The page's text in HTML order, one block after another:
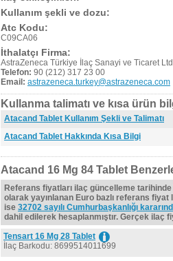
Kullanım şekli ve dozu:
Atc Kodu:
C09CA06
İthalatçı Firma:
AstraZeneca Türkiye İlaç Sanayi ve Ticaret
Telefon: 90 (212) 317 23 00
Email: astrazeneca.turkey@astrazeneca.com
Kullanma talimatı ve kısa ürün
Atacand Tablet Kullanım Şekli ve Talimatı
Atacand Tablet Hakkında Kısa Bilgi
Atacand 16 Mg 84 Tablet
Referans fiyatları ilaç güncelleme
olarak yayınlanan Euro bazlı referans fiyat
ise 32702 sayılı Cumhurbaşkanlığı
dahil edilerek hesaplanmıştır. Gerçek ilaç
Tensart 16 Mg 28 Tablet
İlaç Barkodu: 8699514011699